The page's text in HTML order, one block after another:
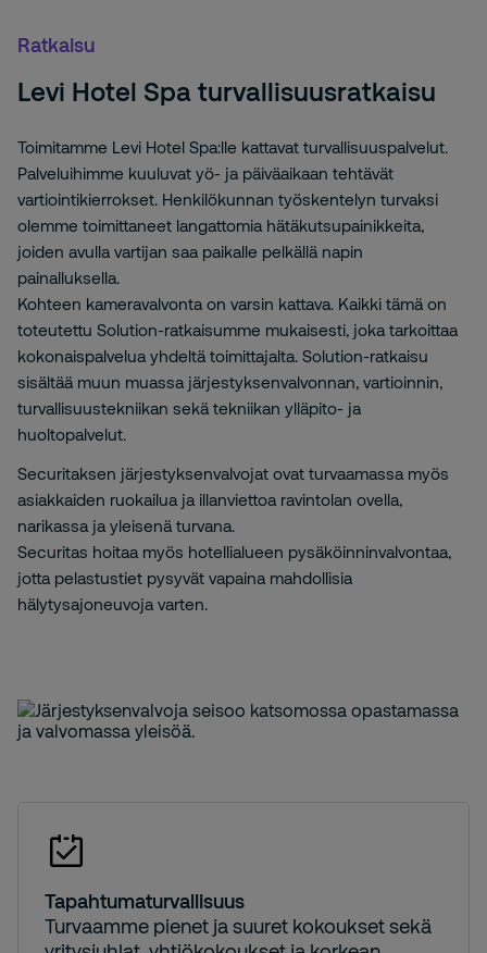
Ratkaisu
Levi Hotel Spa turvallisuusratkaisu
Toimitamme Levi Hotel Spa:lle kattavat turvallisuuspalvelut.
Palveluihimme kuuluvat yö- ja päiväaikaan tehtävät
vartiointikierrokset. Henkilökunnan työskentelyn turvaksi
olemme toimittaneet langattomia hätäkutsupainikkeita,
joiden avulla vartijan saa paikalle pelkällä napin
painalluksella.
Kohteen kameravalvonta on varsin kattava. Kaikki tämä on
toteutettu Solution-ratkaisumme mukaisesti, joka tarkoittaa
kokonaispalvelua yhdeltä toimittajalta. Solution-ratkaisu
sisältää muun muassa järjestyksenvalvonnan, vartioinnin,
turvallisuustekniikan sekä tekniikan ylläpito- ja
huoltopalvelut.
Securitaksen järjestyksenvalvojat ovat turvaamassa myös
asiakkaiden ruokailua ja illanviettoa ravintolan ovella,
narikassa ja yleisenä turvana.
Securitas hoitaa myös hotellialueen pysäköinninvalvontaa,
jotta pelastustiet pysyvät vapaina mahdollisia
hälytysajoneuvoja varten.
Tapahtumaturvallisuus
Turvaamme pienet ja suuret kokoukset sekä